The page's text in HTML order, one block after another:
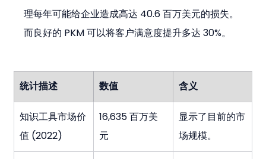
理每年可能给企业造成高达 40.6 百万美元的损失。
而良好的 PKM 可以将客户满意度提升多达 30%。
统计描述 数值 含义
知识工具市场价
值 (2022)
16,635 百万美
元
显示了目前的市
场规模。